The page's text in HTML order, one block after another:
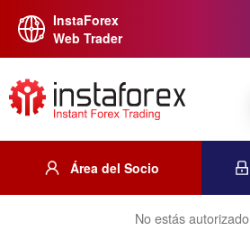
InstaForex
Web Trader
Área del Socio
No estás autorizado